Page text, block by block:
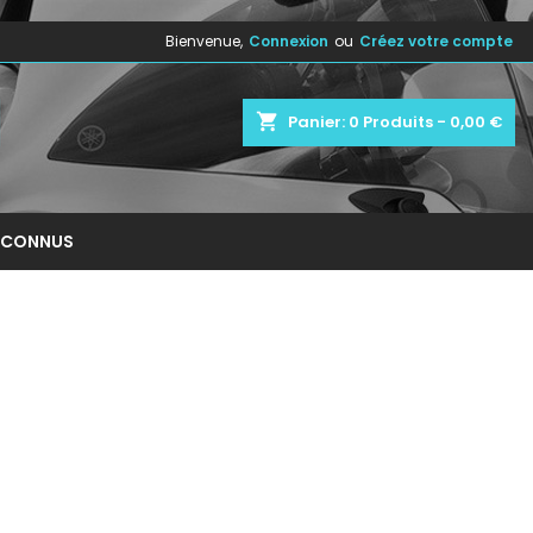
Bienvenue, Connexion ou Créez votre compte
shopping_cart Panier: 0 Produits - 0,00 €